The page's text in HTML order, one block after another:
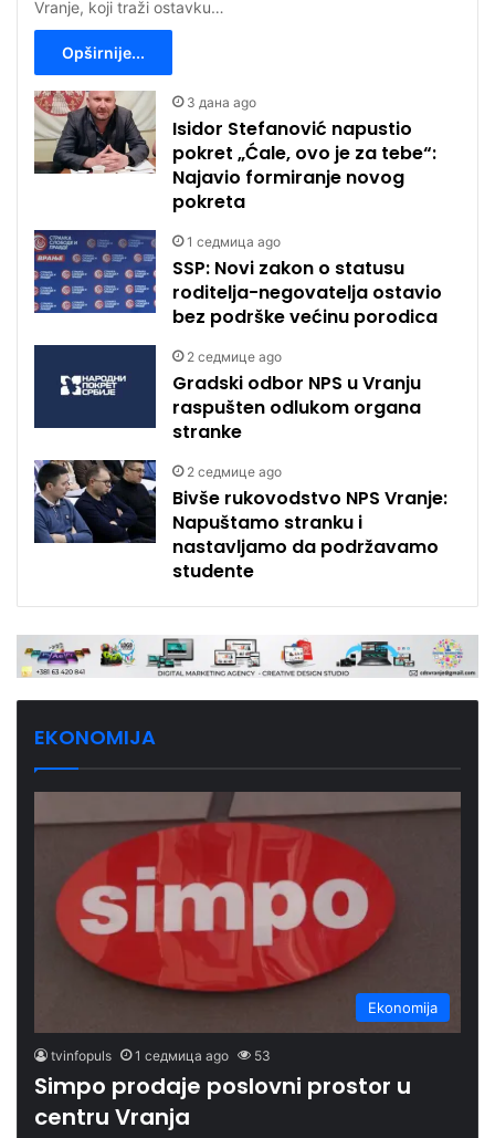
Vranje, koji traži ostavku…
Opširnije...
3 дана ago
Isidor Stefanović napustio
pokret „Ćale, ovo je za tebe“:
Najavio formiranje novog
pokreta
1 седмица ago
SSP: Novi zakon o statusu
roditelja-negovatelja ostavio
bez podrške većinu porodica
2 седмице ago
Gradski odbor NPS u Vranju
raspušten odlukom organa
stranke
2 седмице ago
Bivše rukovodstvo NPS Vranje:
Napuštamo stranku i
nastavljamo da podržavamo
studente
EKONOMIJA
Ekonomija
tvinfopuls 1 седмица ago 53
Simpo prodaje poslovni prostor u
centru Vranja